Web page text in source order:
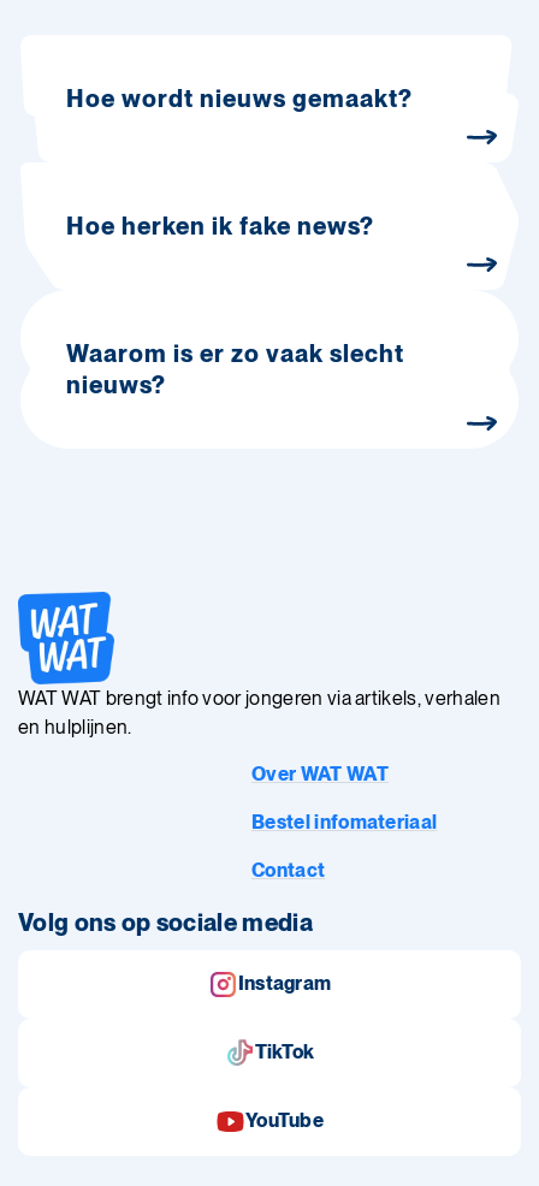
Hoe wordt nieuws gemaakt?
Hoe herken ik fake news?
Waarom is er zo vaak slecht
nieuws?
WAT WAT brengt info voor jongeren via artikels, verhalen
en hulplijnen.
Over WAT WAT
Bestel infomateriaal
Contact
Volg ons op sociale media
Instagram
TikTok
YouTube